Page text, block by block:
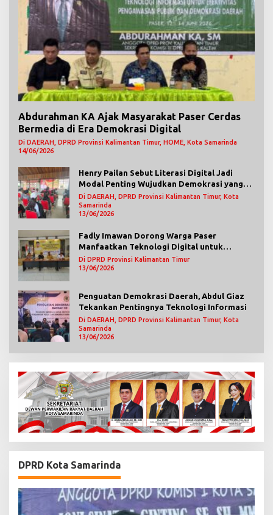
Abdurahman KA Ajak Masyarakat Paser Cerdas
Bermedia di Era Demokrasi Digital
Di DAERAH, DPRD Provinsi Kalimantan Timur, HOME, Kota Samarinda
14/06/2026
Henry Pailan Sebut Literasi Digital Jadi
Modal Penting Wujudkan Demokrasi yang
Lebih Terbuka
Di DAERAH, DPRD Provinsi Kalimantan Timur, Kota
Samarinda
13/06/2026
Fadly Imawan Dorong Warga Paser
Manfaatkan Teknologi Digital untuk
Mengawasi Jalannya Pemerintahan
Di DPRD Provinsi Kalimantan Timur
13/06/2026
Penguatan Demokrasi Daerah, Abdul Giaz
Tekankan Pentingnya Teknologi Informasi
Di DAERAH, DPRD Provinsi Kalimantan Timur, Kota
Samarinda
13/06/2026
DPRD Kota Samarinda